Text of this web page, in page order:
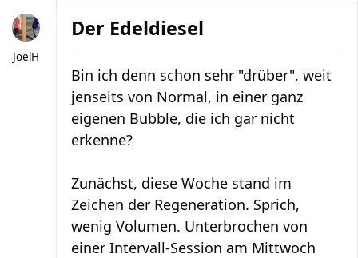
JoelH
Der Edeldiesel
Bin ich denn schon sehr "drüber", weit
jenseits von Normal, in einer ganz
eigenen Bubble, die ich gar nicht
erkenne?
Zunächst, diese Woche stand im
Zeichen der Regeneration. Sprich,
wenig Volumen. Unterbrochen von
einer Intervall-Session am Mittwoch